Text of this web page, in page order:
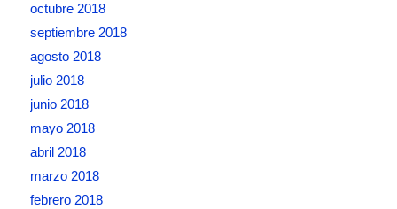
octubre 2018
septiembre 2018
agosto 2018
julio 2018
junio 2018
mayo 2018
abril 2018
marzo 2018
febrero 2018